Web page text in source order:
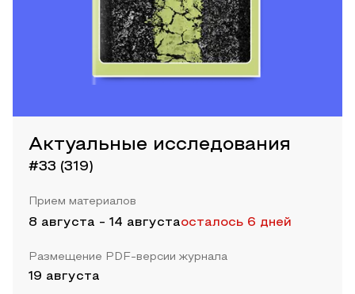
Актуальные исследования
#33 (319)
Прием материалов
8 августа - 14 августаосталось 6 дней
Размещение PDF-версии журнала
19 августа